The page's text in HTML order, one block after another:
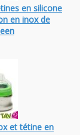
en silicone
en inox de
et tétine en